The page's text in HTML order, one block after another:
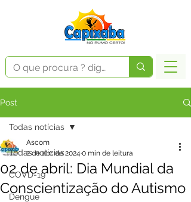
Post
Todas notícias
COVD-19
Dengue
Todas notícias
02 de abril: Dia Mundial da
Conscientização do Autismo
Ascom
2 de abr. de 2024 0 min de leitura